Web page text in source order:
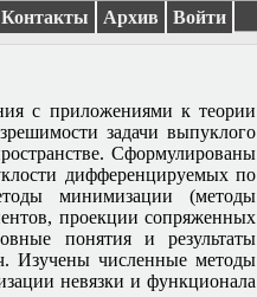
Контакты Архив Войти
с приложениями к теории
задачи выпуклого
Сформулированы
дифференцируемых по
минимизации (методы
проекции сопряженных
понятия и результаты
Изучены численные методы
невязки и функционала